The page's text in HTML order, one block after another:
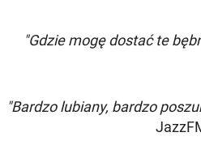
"Gdzie mogę dostać te
"Bardzo lubiany, bardzo